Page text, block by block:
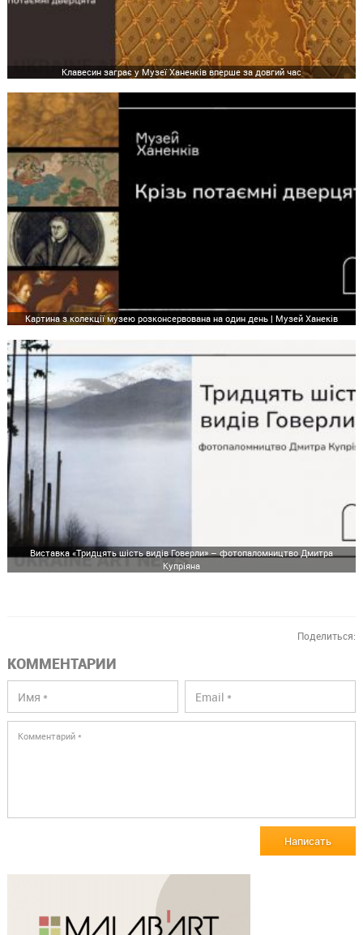
Клавесин заграє у Музеї Ханенків вперше за довгий час
Картина з колекції музею розконсервована на один день | Музей Ханеків
Виставка «Тридцять шість видів Говерли» – фотопаломництво Дмитра
Купріяна
Поделиться:
КОММЕНТАРИИ
Написать